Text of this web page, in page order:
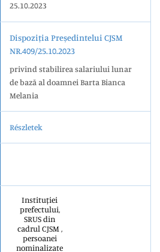
25.10.2023
Dispoziția Președintelui CJSM
NR.409/25.10.2023
privind stabilirea salariului lunar
de bază al doamnei Barta Bianca
Melania
Részletek
Instituției
prefectului,
SRUS din
cadrul CJSM ,
persoanei
nominalizate